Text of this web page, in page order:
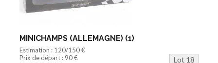
MINICHAMPS (ALLEMAGNE) (1)
Estimation : 120/150 €
Prix de départ : 90 €
Lot 18